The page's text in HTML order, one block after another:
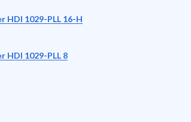
HDI 1029-PLL 16-H
HDI 1029-PLL 8